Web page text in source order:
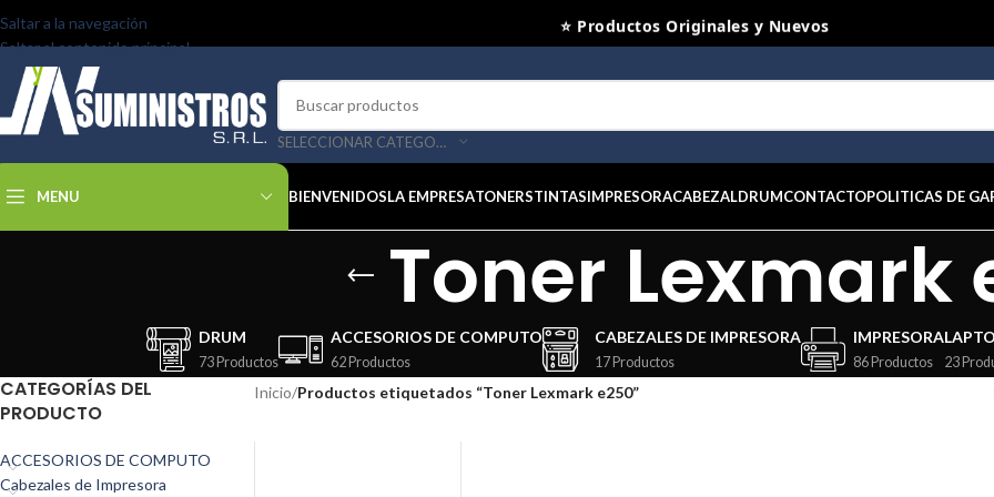
Saltar a la navegación
Saltar al contenido principal
⭐ Productos Originales y Nuevos
SELECCIONAR CATEGORÍA
MENU BIENVENIDOSLA EMPRESATONERSTINTASIMPRESORACABEZALDRUMCONTACTOPOLITICAS DE
Toner Lexmark
DRUM
73 Productos
ACCESORIOS DE COMPUTO
62 Productos
CABEZALES DE IMPRESORA
17 Productos
IMPRESORA
86 Productos 23
CATEGORÍAS DEL
PRODUCTO
ACCESORIOS DE COMPUTO
Cabezales de Impresora
Inicio/Productos etiquetados “Toner Lexmark e250”